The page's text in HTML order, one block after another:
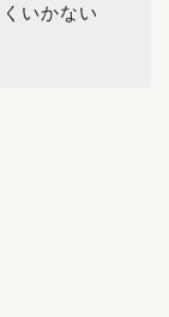
いかない